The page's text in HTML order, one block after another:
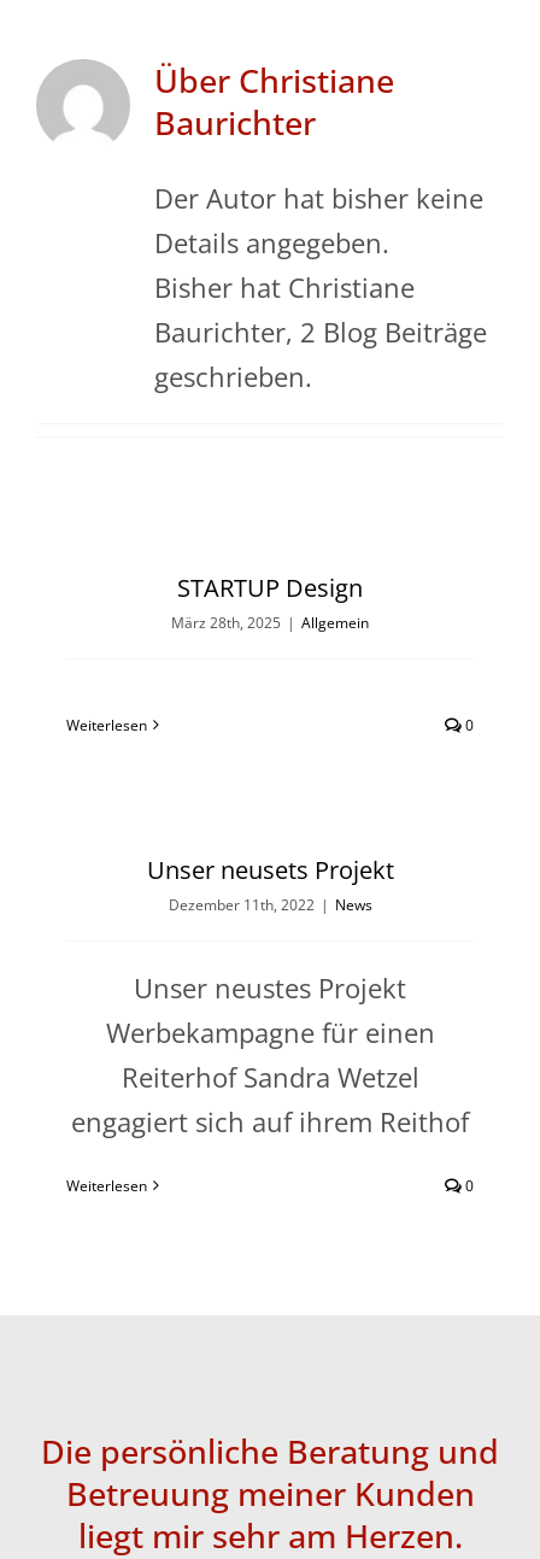
Webdesign
Werbetechnik
Über Christiane
Baurichter
Der Autor hat bisher keine
Details angegeben.
Bisher hat Christiane
Baurichter, 2 Blog Beiträge
geschrieben.
STARTUP Design
März 28th, 2025 | Allgemein
Weiterlesen 0
Unser neusets Projekt
Dezember 11th, 2022 | News
Unser neustes Projekt
Werbekampagne für einen
Reiterhof Sandra Wetzel
engagiert sich auf ihrem Reithof
Weiterlesen 0
Die persönliche Beratung und
Betreuung meiner Kunden
liegt mir sehr am Herzen.